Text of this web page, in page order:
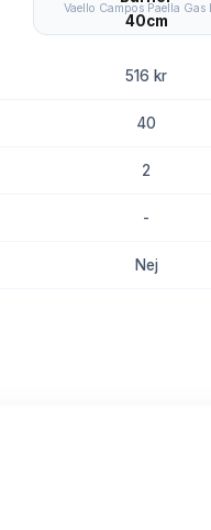
Vaello Campos Paella Gas
516 kr
40
2
-
Nej